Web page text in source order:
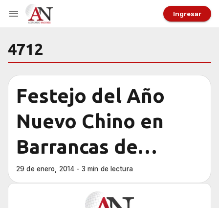
Ingresar
4712
Festejo del Año
Nuevo Chino en
Barrancas de
Belgrano
29 de enero, 2014 - 3 min de lectura